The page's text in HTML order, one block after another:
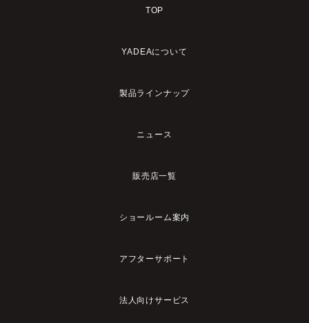
TOP
YADEAについて
製品ラインナップ
ニュース
販売店一覧
ショールーム案内
アフターサポート
法人向けサービス